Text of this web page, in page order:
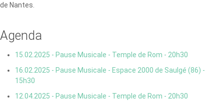
de Nantes.
Agenda
15.02.2025 - Pause Musicale - Temple de Rom - 20h30
16.02.2025 - Pause Musicale - Espace 2000 de Saulgé (86) -
15h30
12.04.2025 - Pause Musicale - Temple de Rom - 20h30